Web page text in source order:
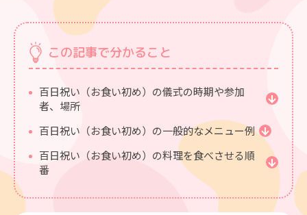
この記事で分かること
百日祝い（お食い初め）の儀式の時期や参加
者、場所
百日祝い（お食い初め）の一般的なメニュー例
百日祝い（お食い初め）の料理を食べさせる順
番